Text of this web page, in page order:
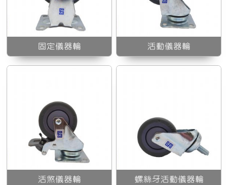
固定儀器輪 活動儀器輪
活煞儀器輪
螺絲牙活動儀器輪
螺絲牙活動儀器輪
3”活剎厚板角鋼彈性輪